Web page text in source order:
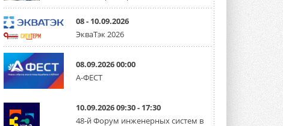
08 - 10.09.2026
ЭкваТэк 2026
08.09.2026 00:00
А-ФЕСТ
10.09.2026 09:30 - 17:30
48-й Форум инженерных систем в